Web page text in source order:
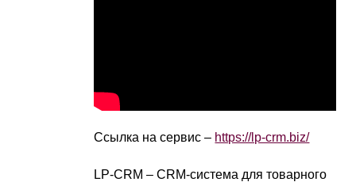
Ссылка на сервис – https://lp-crm.biz/
LP-CRM – CRM-система для товарного